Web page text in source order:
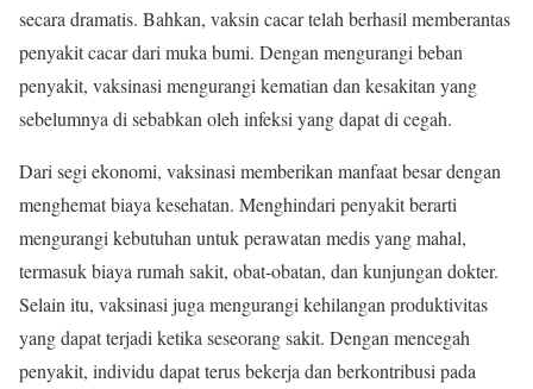
secara dramatis. Bahkan, vaksin cacar telah berhasil memberantas
penyakit cacar dari muka bumi. Dengan mengurangi beban
penyakit, vaksinasi mengurangi kematian dan kesakitan yang
sebelumnya di sebabkan oleh infeksi yang dapat di cegah.
Dari segi ekonomi, vaksinasi memberikan manfaat besar dengan
menghemat biaya kesehatan. Menghindari penyakit berarti
mengurangi kebutuhan untuk perawatan medis yang mahal,
termasuk biaya rumah sakit, obat-obatan, dan kunjungan dokter.
Selain itu, vaksinasi juga mengurangi kehilangan produktivitas
yang dapat terjadi ketika seseorang sakit. Dengan mencegah
penyakit, individu dapat terus bekerja dan berkontribusi pada